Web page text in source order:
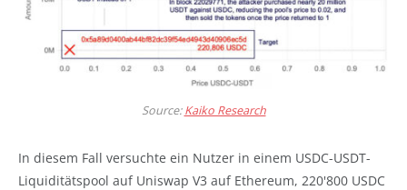
Source:Kaiko Research
In diesem Fall versuchte ein Nutzer in einem USDC-USDT-
Liquiditätspool auf Uniswap V3 auf Ethereum, 220'800 USDC